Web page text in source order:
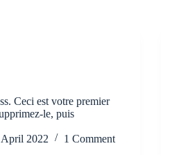
Ceci est votre premier
le, puis
April 2022 1 Comment